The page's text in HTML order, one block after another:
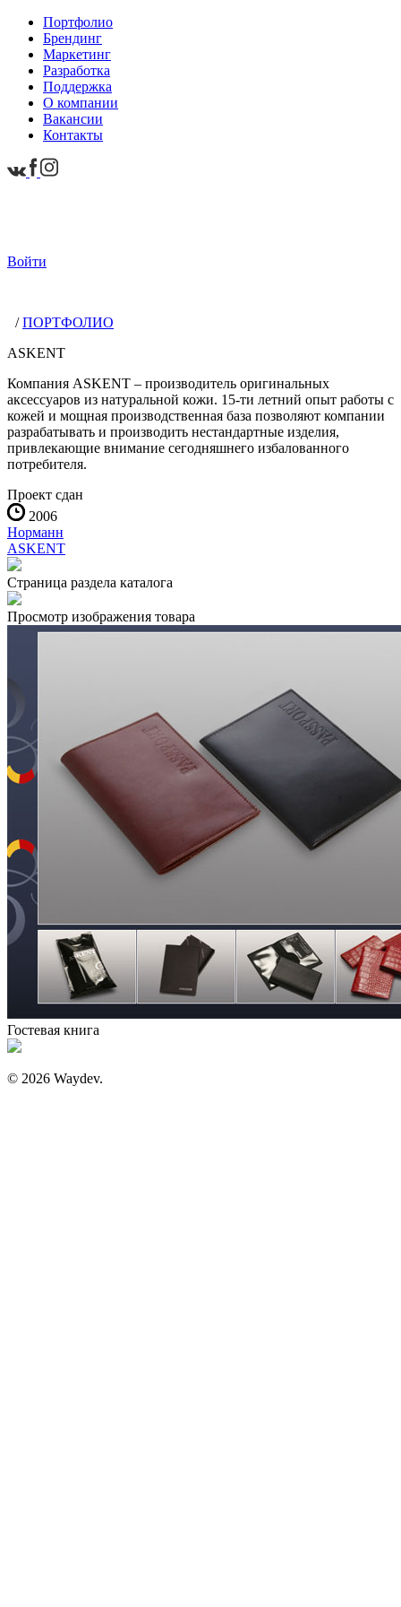
Портфолио
Брендинг
Маркетинг
Разработка
Поддержка
О компании
Вакансии
Контакты
Войти
/ПОРТФОЛИО
ASKENT
Компания ASKENT – производитель оригинальных
аксессуаров из натуральной кожи. 15-ти летний опыт работы с
кожей и мощная производственная база позволяют компании
разрабатывать и производить нестандартные изделия,
привлекающие внимание сегодняшнего избалованного
потребителя.
Проект сдан
2006
Норманн
АSKENT
Страница раздела каталога
Просмотр изображения товара
Гостевая книга
© 2026 Waydev.